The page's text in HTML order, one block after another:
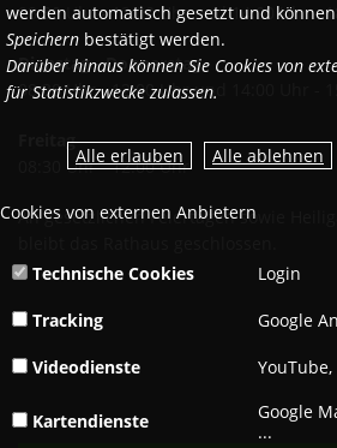
08:30 Uhr - 12:00 Uhr und 14:00 Uhr -
Dienstag - Donnerstag
08:30 Uhr - 12:00 Uhr und 14:00 Uhr -
Freitag
08:30 Uhr - 12:00 Uhr
An gesetzlichen Feiertagen sowie
werden automatisch gesetzt und
Speichern bestätigt werden.
Darüber hinaus können Sie Cookies von
für Statistikzwecke zulassen.
Cookies von externen Anbietern
Technische Cookies Login
Tracking Google
Videodienste YouTube,
Kartendienste
Google
...